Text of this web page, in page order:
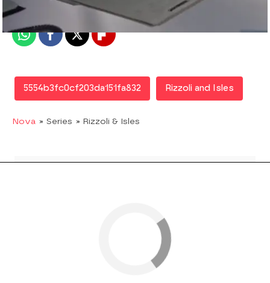
Publicado:08 de junio de 2018, 17:52
WhatsappFacebook
X Flipboard
5554b3fc0cf203da151fa832 Rizzoli and Isles
Nova » Series » Rizzoli & Isles